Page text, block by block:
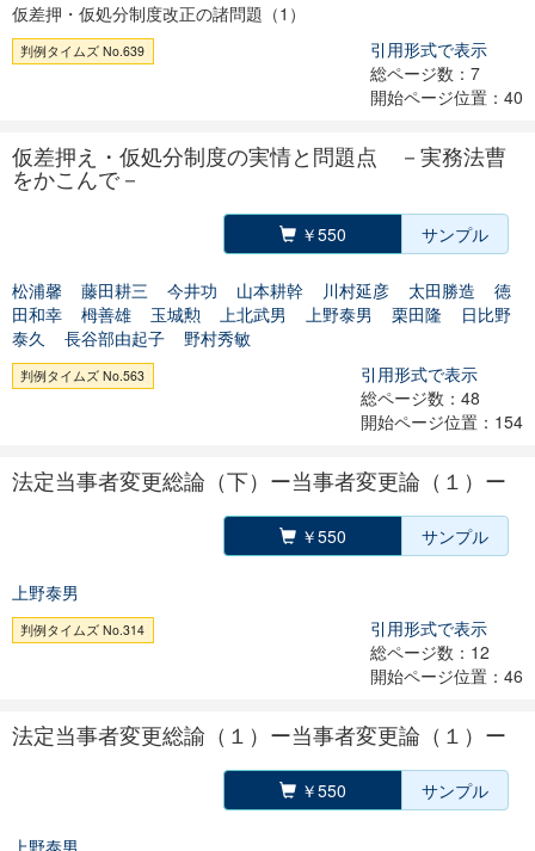
仮差押・仮処分制度改正の諸問題（1）
判例タイムズ No.639
引用形式で表示
総ページ数：7
開始ページ位置：40
仮差押え・仮処分制度の実情と問題点 －実務法曹
をかこんで－
￥550 サンプル
松浦馨 藤田耕三 今井功 山本耕幹 川村延彦 太田勝造
徳
田和幸
栂善雄 玉城勲 上北武男 上野泰男 栗田隆
日比野
泰久
長谷部由起子 野村秀敏
判例タイムズ No.563
引用形式で表示
総ページ数：48
開始ページ位置：154
法定当事者変更総論（下）ー当事者変更論（１）ー
￥550 サンプル
上野泰男
判例タイムズ No.314
引用形式で表示
総ページ数：12
開始ページ位置：46
法定当事者変更総諭（１）ー当事者変更論（１）ー
￥550 サンプル
上野泰男